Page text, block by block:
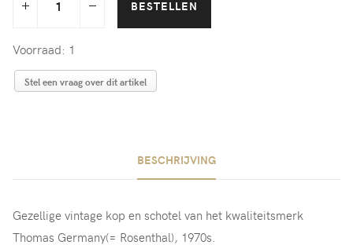
Voorraad: 1
Stel een vraag over dit artikel
BESCHRIJVING
Gezellige vintage kop en schotel van het kwaliteitsmerk
Thomas Germany(= Rosenthal), 1970s.